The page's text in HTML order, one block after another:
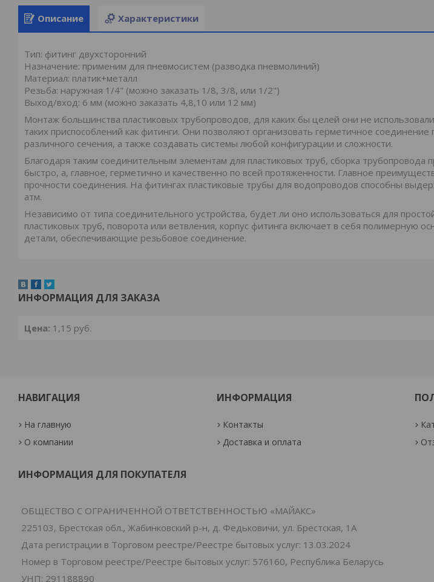
Описание Характеристики
Тип: фитинг двухсторонний
Назначение: применим для пневмосистем (разводка пневмолиний)
Материал: платик+металл
Резьба: наружная 1/4" (можно заказать 1/8, 3/8, или 1/2")
Выход/вход: 6 мм (можно заказать 4,8,10 или 12 мм)
Монтаж большинства пластиковых трубопроводов, для каких бы целей они не
таких приспособлений как фитинги. Они позволяют организовать герметичное соединение
различного сечения, а также создавать системы любой конфигурации и сложности.
Благодаря таким соединительным элементам для пластиковых труб, сборка трубопровода
быстро, а, главное, герметично и качественно по всей протяженности. Главное
прочности соединения. На фитингах пластиковые трубы для водопроводов способны
атм.
Независимо от типа соединительного устройства, будет ли оно использоваться для
пластиковых труб, поворота или ветвления, корпус фитинга включает в себя полимерную
детали, обеспечивающие резьбовое соединение.
ИНФОРМАЦИЯ ДЛЯ ЗАКАЗА
Цена: 1,15 руб.
НАВИГАЦИЯ
На главную
О компании
ИНФОРМАЦИЯ
Контакты
Доставка и оплата
ИНФОРМАЦИЯ ДЛЯ ПОКУПАТЕЛЯ
ОБЩЕСТВО С ОГРАНИЧЕННОЙ ОТВЕТСТВЕННОСТЬЮ «МАЙАКС»
225103, Брестская обл., Жабинковский р-н, д. Федьковичи, ул. Брестская, 1А
Дата регистрации в Торговом реестре/Реестре бытовых услуг: 13.03.2024
Номер в Торговом реестре/Реестре бытовых услуг: 576160, Республика Беларусь
УНП: 291188890